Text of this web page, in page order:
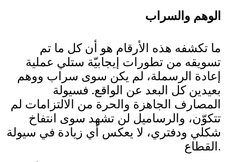
الوهم والسراب
ما تكشفه هذه الأرقام هو أن كل ما تم
تسويقه من تطورات إيجابيّة ستلي عملية
إعادة الرسملة، لم يكن سوى سراب ووهم
بعيدين كل البعد عن الواقع. فسيولة
المصارف الجاهزة والحرة من الالتزامات لم
تتكوّن، والرساميل لن تشهد سوى انتفاخ
شكلي ودفتري، لا يعكس أي زيادة في سيولة
القطاع.